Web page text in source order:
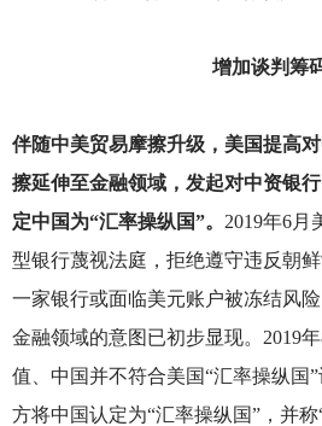
增加谈判筹
伴随中美贸易摩擦升级，美国提高
擦延伸至金融领域，发起对中资银
定中国为“汇率操纵国”。 2019年6月
型银行蔑视法庭，拒绝遵守违反朝
一家银行或面临美元账户被冻结风
金融领域的意图已初步显现。2019
值、中国并不符合美国“汇率操纵国
方将中国认定为“汇率操纵国”，并